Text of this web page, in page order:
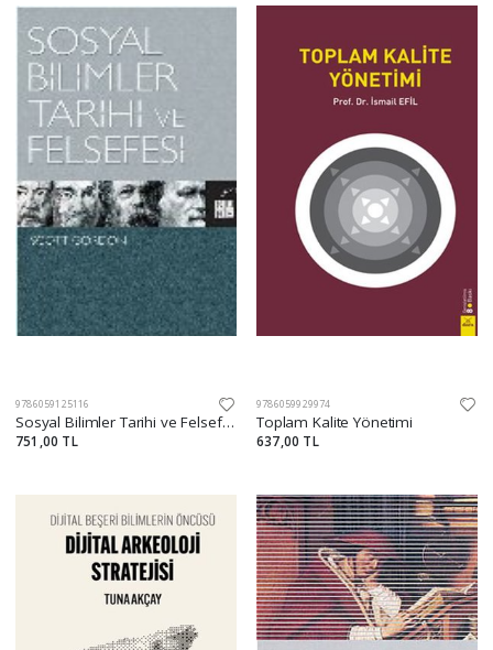
9786059125116
Sosyal Bilimler Tarihi ve Felsefesi
751,00 TL
9786059929974
Toplam Kalite Yönetimi
637,00 TL